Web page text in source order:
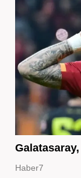
Haber7